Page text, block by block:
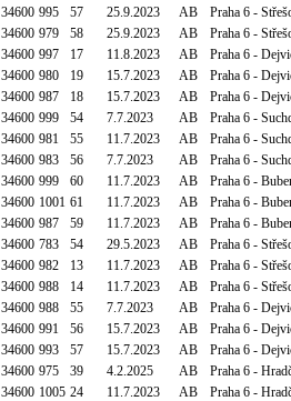
34600 995 57 25.9.2023 AB
Praha 6 -
34600 979 58 25.9.2023 AB
Praha 6 -
34600 997 17 11.8.2023 AB
Praha 6 -
34600 980 19 15.7.2023 AB
Praha 6 -
34600 987 18 15.7.2023 AB
Praha 6 -
34600 999 54 7.7.2023 AB
Praha 6 -
34600 981 55 11.7.2023 AB
Praha 6 -
34600 983 56 7.7.2023 AB
Praha 6 -
34600 999 60 11.7.2023 AB
Praha 6 -
34600 1001 61 11.7.2023 AB
Praha 6 -
34600 987 59 11.7.2023 AB
Praha 6 -
34600 783 54 29.5.2023 AB
Praha 6 -
34600 982 13 11.7.2023 AB
Praha 6 -
34600 988 14 11.7.2023 AB
Praha 6 -
34600 988 55 7.7.2023 AB
Praha 6 -
34600 991 56 15.7.2023 AB
Praha 6 -
34600 993 57 15.7.2023 AB
Praha 6 -
34600 975 39 4.2.2025 AB
Praha 6 -
34600 1005 24 11.7.2023 AB
Praha 6 -